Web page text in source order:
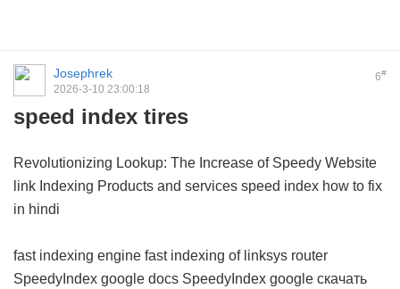
6#
Josephrek
2026-3-10 23:00:18
speed index tires
Revolutionizing Lookup: The Increase of Speedy Website
link Indexing Products and services speed index how to fix
in hindi
fast indexing engine fast indexing of linksys router
SpeedyIndex google docs SpeedyIndex google скачать